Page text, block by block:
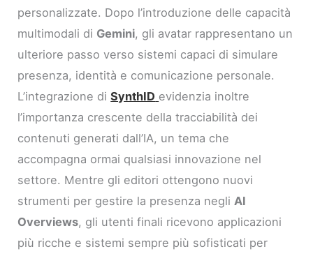
personalizzate. Dopo l’introduzione delle capacità
multimodali di Gemini, gli avatar rappresentano un
ulteriore passo verso sistemi capaci di simulare
presenza, identità e comunicazione personale.
L’integrazione diSynthID evidenzia inoltre
l’importanza crescente della tracciabilità dei
contenuti generati dall’IA, un tema che
accompagna ormai qualsiasi innovazione nel
settore. Mentre gli editori ottengono nuovi
strumenti per gestire la presenza negliAI
Overviews, gli utenti finali ricevono applicazioni
più ricche e sistemi sempre più sofisticati per